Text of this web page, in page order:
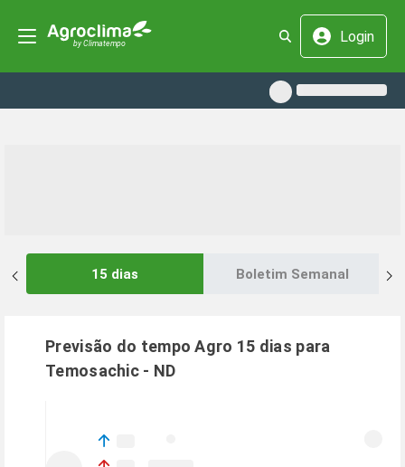
Login
15 dias Boletim Semanal
Previsão do tempo Agro 15 dias para
Temosachic - ND